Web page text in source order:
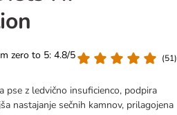
zero to 5: 4.8/5
(51)
pse z ledvično insuficienco, podpira
nastajanje sečnih kamnov, prilagojena